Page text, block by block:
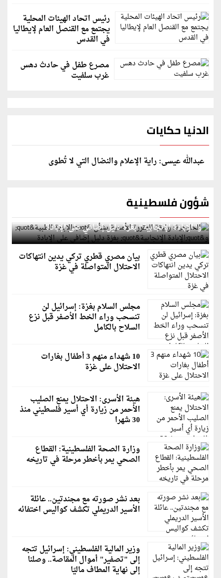
رئيس اتحاد الهيئات المحلية
يجتمع مع القنصل العام لإيطاليا
في القدس
مصرع طفل في حادث دهس
غرب سلفيت
الدنيا حكايات
عبدالله عيسى: راية الإعلام والنضال التي لا تُطوى
شؤون فلسطينية
الخارجية: وثيقة المقررة الأممية بشأن "الإبادة الطبية"
و"الإبادة الإنجابية" بغزة دليل إضافي على الإبادة
بيان مصري قطري تركي يدين انتهاكات
الاحتلال المتواصلة في غزة
مجلس السلام بغزة: إسرائيل لن
تنسحب وراء الخط الأصفر قبل نزع
السلاح بالكامل
10 شهداء منهم 3 أطفال بغارات
الاحتلال على غزة
هيئة الأسرى: الاحتلال يمنع الصليب
الأحمر من زيارة أي أسير فلسطيني منذ
30 شهرا
وزارة الصحة الفلسطينية: القطاع
الصحي يمر بأخطر مرحلة في تاريخه
بعد نشر صورته مع مجندتين.. عائلة
الأسير الدريملي تكشف كواليس اختفائه
وزير المالية الفلسطيني: إسرائيل تتجه
إلى "تصفير" أموال المقاصة.. وصلنا
إلى نهاية المطاف ماليًا